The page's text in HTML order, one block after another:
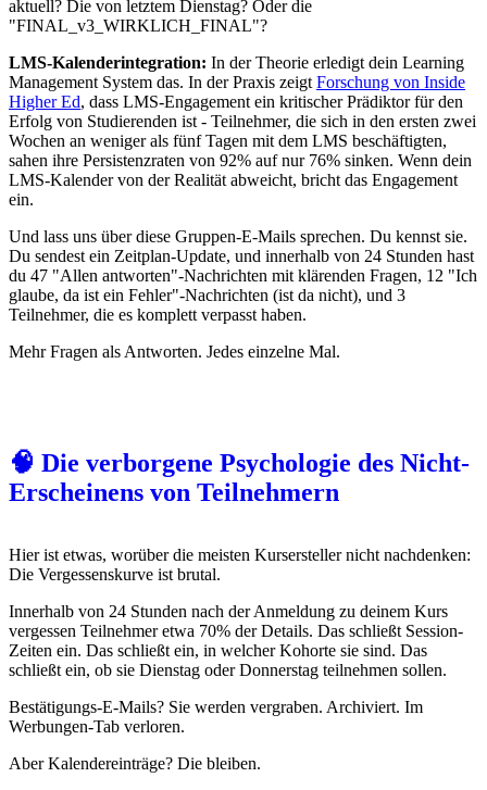
aktuell? Die von letztem Dienstag? Oder die
"FINAL_v3_WIRKLICH_FINAL"?
LMS-Kalenderintegration: In der Theorie erledigt dein Learning
Management System das. In der Praxis zeigt Forschung von Inside
Higher Ed, dass LMS-Engagement ein kritischer Prädiktor für den
Erfolg von Studierenden ist - Teilnehmer, die sich in den ersten zwei
Wochen an weniger als fünf Tagen mit dem LMS beschäftigten,
sahen ihre Persistenzraten von 92% auf nur 76% sinken. Wenn dein
LMS-Kalender von der Realität abweicht, bricht das Engagement
ein.
Und lass uns über diese Gruppen-E-Mails sprechen. Du kennst sie.
Du sendest ein Zeitplan-Update, und innerhalb von 24 Stunden hast
du 47 "Allen antworten"-Nachrichten mit klärenden Fragen, 12 "Ich
glaube, da ist ein Fehler"-Nachrichten (ist da nicht), und 3
Teilnehmer, die es komplett verpasst haben.
Mehr Fragen als Antworten. Jedes einzelne Mal.
🧠 Die verborgene Psychologie des Nicht-
Erscheinens von Teilnehmern
Hier ist etwas, worüber die meisten Kursersteller nicht nachdenken:
Die Vergessenskurve ist brutal.
Innerhalb von 24 Stunden nach der Anmeldung zu deinem Kurs
vergessen Teilnehmer etwa 70% der Details. Das schließt Session-
Zeiten ein. Das schließt ein, in welcher Kohorte sie sind. Das
schließt ein, ob sie Dienstag oder Donnerstag teilnehmen sollen.
Bestätigungs-E-Mails? Sie werden vergraben. Archiviert. Im
Werbungen-Tab verloren.
Aber Kalendereinträge? Die bleiben.